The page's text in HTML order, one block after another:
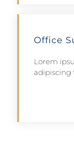
Office
Lorem
adipiscing